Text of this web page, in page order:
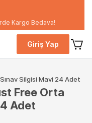
Kargo Bedava!
Giriş Yap
Silgisi Mavi 24 Adet
Free Orta
Adet